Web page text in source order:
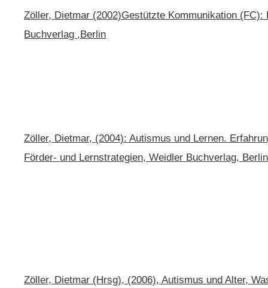
Zöller, Dietmar (2002)Gestützte Kommunikation (FC):
Buchverlag ,Berlin
Zöller, Dietmar, (2004): Autismus und Lernen.
Förder- und Lernstrategien, Weidler Buchverlag, Berlin
Zöller, Dietmar (Hrsg), (2006), Autismus und Alter,